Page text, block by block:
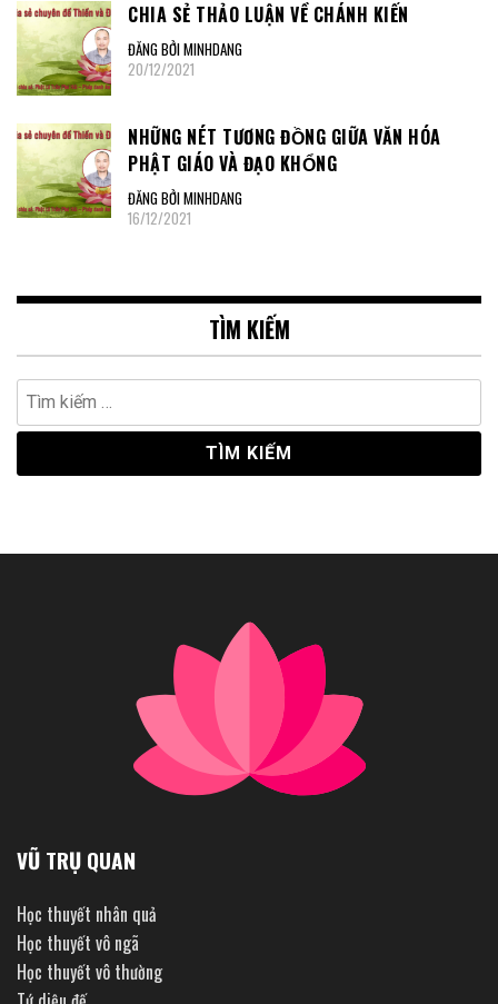
CHIA SẺ THẢO LUẬN VỀ CHÁNH KIẾN
ĐĂNG BỞI MINHDANG
20/12/2021
NHỮNG NÉT TƯƠNG ĐỒNG GIỮA VĂN HÓA
PHẬT GIÁO VÀ ĐẠO KHỔNG
ĐĂNG BỞI MINHDANG
16/12/2021
TÌM KIẾM
Tìm
kiếm
cho:
VŨ TRỤ QUAN
Học thuyết nhân quả
Học thuyết vô ngã
Học thuyết vô thường